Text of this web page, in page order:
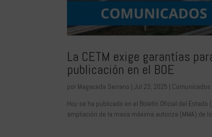
La CETM exige garantías
publicación en el BOE
por Magaceda Serrano |Jul 23, 2025 | Comunicados
Hoy se ha publicado en el Boletín Oficial del
ampliación de la masa máxima autoriza (MMA) de